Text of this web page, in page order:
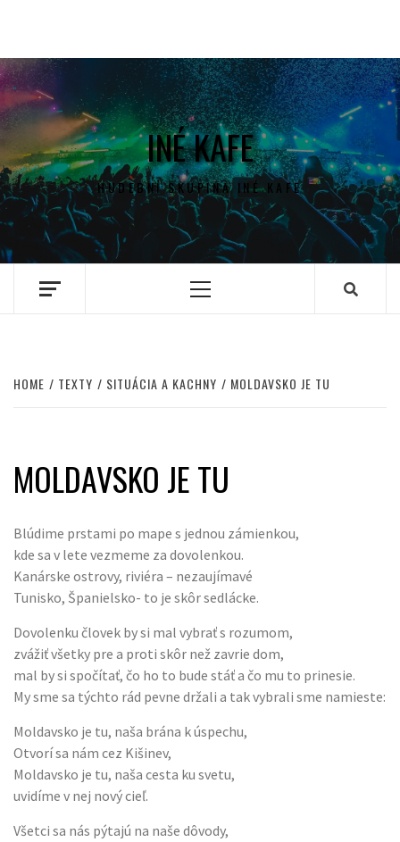
INÉ KAFE
HUDEBNÍ SKUPINA INÉ KAFE
Primary
HOME TEXTY SITUÁCIA A KACHNY MOLDAVSKO JE TU
MOLDAVSKO JE TU
Blúdime prstami po mape s jednou zámienkou,
kde sa v lete vezmeme za dovolenkou.
Kanárske ostrovy, riviéra – nezaujímavé
Tunisko, Španielsko- to je skôr sedlácke.
Dovolenku človek by si mal vybrať s rozumom,
zvážiť všetky pre a proti skôr než zavrie dom,
mal by si spočítať, čo ho to bude stáť a čo mu to prinesie.
My sme sa týchto rád pevne držali a tak vybrali sme namieste:
Moldavsko je tu, naša brána k úspechu,
Otvorí sa nám cez Kišinev,
Moldavsko je tu, naša cesta ku svetu,
uvidíme v nej nový cieľ.
Všetci sa nás pýtajú na naše dôvody,